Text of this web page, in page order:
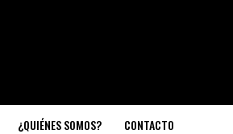
¿QUIÉNES SOMOS? CONTACTO